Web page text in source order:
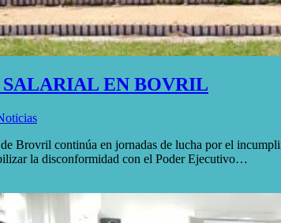
EN BOVRIL
Brovril continúa en jornadas de lucha por el
la disconformidad con el Poder Ejecutivo…